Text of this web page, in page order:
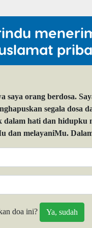
saya orang berdosa.
segala dosa
dalam hati dan
dan melayaniMu.
doa ini?